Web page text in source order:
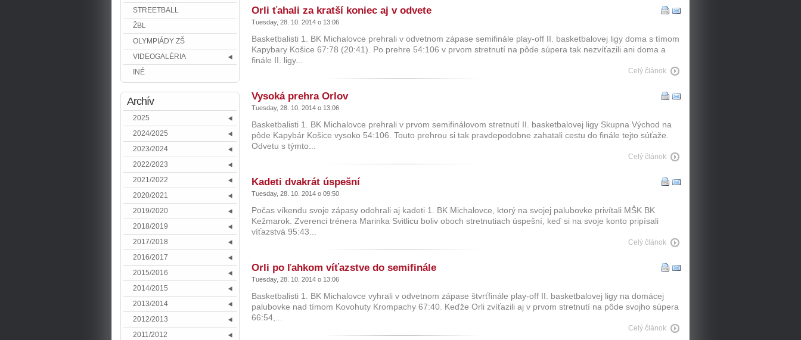
STREETBALL
ŽBL
OLYMPIÁDY ZŠ
VIDEOGALÉRIA
INÉ
Archív
2025
2024/2025
2023/2024
2022/2023
2021/2022
2020/2021
2019/2020
2018/2019
2017/2018
2016/2017
2015/2016
2014/2015
2013/2014
2012/2013
2011/2012
Orli ťahali za kratší koniec aj v odvete
Tuesday, 28. 10. 2014 o 13:06
Basketbalisti 1. BK Michalovce prehrali v odvetnom zápase semifinále play-off II. basketbalovej ligy doma s tímom
Kapybary Košice 67:78 (20:41). Po prehre 54:106 v prvom stretnutí na pôde súpera tak nezvíťazili ani doma a
finále II. ligy...
Celý článok
Vysoká prehra Orlov
Tuesday, 28. 10. 2014 o 13:06
Basketbalisti 1. BK Michalovce prehrali v prvom semifinálovom stretnutí II. basketbalovej ligy Skupna Východ na
pôde Kapybár Košice vysoko 54:106. Touto prehrou si tak pravdepodobne zahatali cestu do finále tejto súťaže.
Odvetu s týmto...
Celý článok
Kadeti dvakrát úspešní
Tuesday, 28. 10. 2014 o 09:50
Počas víkendu svoje zápasy odohrali aj kadeti 1. BK Michalovce, ktorý na svojej palubovke privítali MŠK BK
Kežmarok. Zverenci trénera Marinka Svitlicu boliv oboch stretnutiach úspešní, keď si na svoje konto pripísali
víťazstvá 95:43...
Celý článok
Orli po ľahkom víťazstve do semifinále
Tuesday, 28. 10. 2014 o 13:06
Basketbalisti 1. BK Michalovce vyhrali v odvetnom zápase štvrťfinále play-off II. basketbalovej ligy na domácej
palubovke nad tímom Kovohuty Krompachy 67:40. Keďže Orli zvíťazili aj v prvom stretnutí na pôde svojho súpera
66:54,...
Celý článok